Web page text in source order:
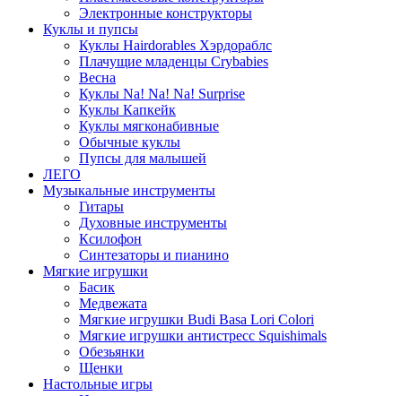
Электронные конструкторы
Куклы и пупсы
Куклы Hairdorables Хэрдораблс
Плачущие младенцы Crybabies
Весна
Куклы Na! Na! Na! Surprise
Куклы Капкейк
Куклы мягконабивные
Обычные куклы
Пупсы для малышей
ЛЕГО
Музыкальные инструменты
Гитары
Духовные инструменты
Ксилофон
Синтезаторы и пианино
Мягкие игрушки
Басик
Медвежата
Мягкие игрушки Budi Basa Lori Colori
Мягкие игрушки антистресс Squishimals
Обезьянки
Щенки
Настольные игры